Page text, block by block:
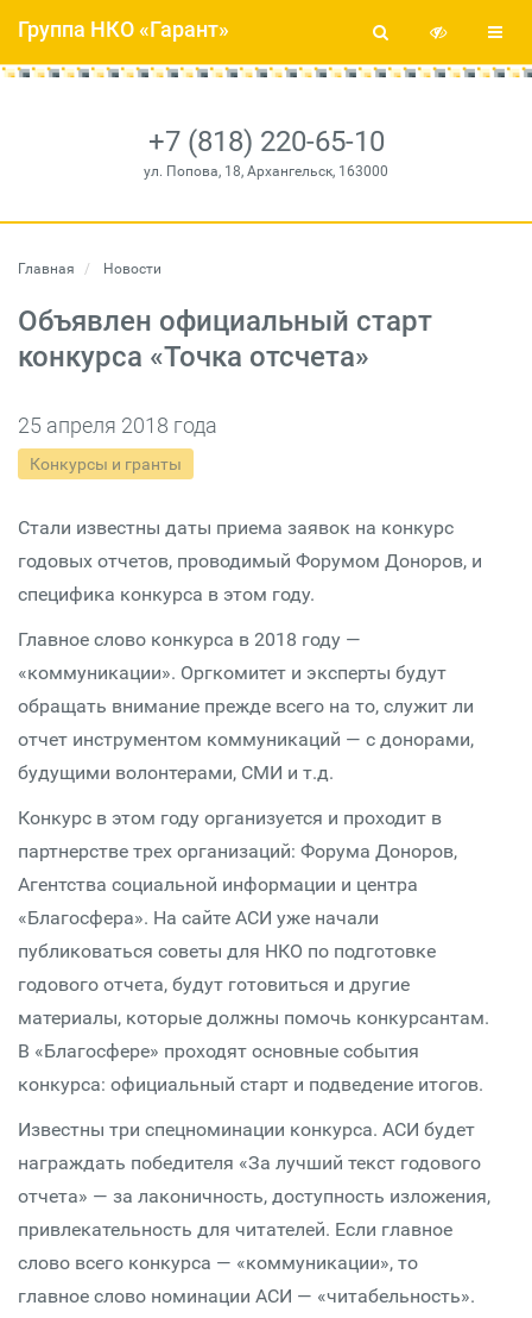
+7 (818) 220-65-10
ул. Попова, 18, Архангельск, 163000
Группа НКО «Гарант»
Главная Новости
Объявлен официальный старт
конкурса «Точка отсчета»
25 апреля 2018 года
Конкурсы и гранты
Стали известны даты приема заявок на конкурс
годовых отчетов, проводимый Форумом Доноров, и
специфика конкурса в этом году.
Главное слово конкурса в 2018 году —
«коммуникации». Оргкомитет и эксперты будут
обращать внимание прежде всего на то, служит ли
отчет инструментом коммуникаций — с донорами,
будущими волонтерами, СМИ и т.д.
Конкурс в этом году организуется и проходит в
партнерстве трех организаций: Форума Доноров,
Агентства социальной информации и центра
«Благосфера». На сайте АСИ уже начали
публиковаться советы для НКО по подготовке
годового отчета, будут готовиться и другие
материалы, которые должны помочь конкурсантам.
В «Благосфере» проходят основные события
конкурса: официальный старт и подведение итогов.
Известны три спецноминации конкурса. АСИ будет
награждать победителя «За лучший текст годового
отчета» — за лаконичность, доступность изложения,
привлекательность для читателей. Если главное
слово всего конкурса — «коммуникации», то
главное слово номинации АСИ — «читабельность».